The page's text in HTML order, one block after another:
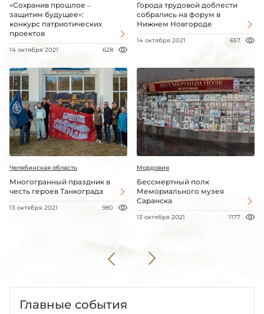
«Сохранив прошлое –
защитим будущее»:
конкурс патриотических
проектов
14 октября 2021 628
Города трудовой доблести
собрались на форум в
Нижнем Новгороде
14 октября 2021 657
Челябинская область
Многогранный праздник в
честь героев Танкограда
13 октября 2021 980
Мордовия
Бессмертный полк
Мемориального музея
Саранска
13 октября 2021 1177
Главные события